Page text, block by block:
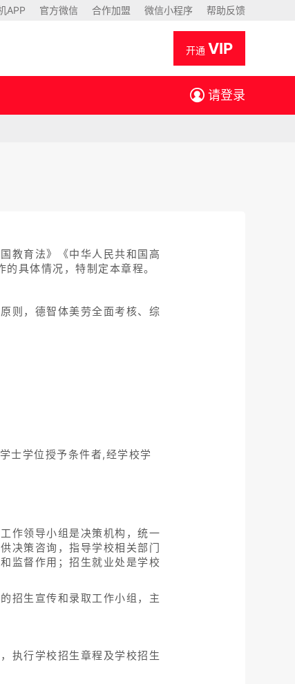
APP 官方微信 合作加盟 微信小程序 帮助反馈
开通 VIP
请登录
教育法》《中华人民共和国高
具体情况，特制定本章程。
则，德智体美劳全面考核、综
士学位授予条件者,经学校学
作领导小组是决策机构，统一
决策咨询，指导学校相关部门
监督作用；招生就业处是学校
招生宣传和录取工作小组，主
执行学校招生章程及学校招生